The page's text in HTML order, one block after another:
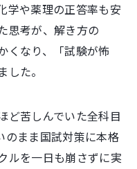
学や薬理の正答率も安
思考が、解き方の
くなり、「試験が怖
た。
ど苦しんでいた全科目
のまま国試対策に本格
ルを一日も崩さずに実